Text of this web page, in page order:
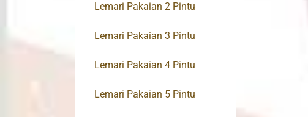
Lemari Pakaian 2 Pintu
Lemari Pakaian 3 Pintu
Lemari Pakaian 4 Pintu
Lemari Pakaian 5 Pintu